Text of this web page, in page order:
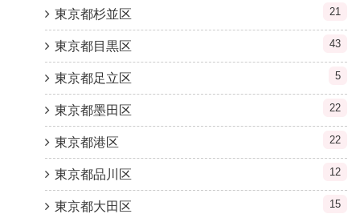
東京都杉並区 21
東京都目黒区 43
東京都足立区 5
東京都墨田区 22
東京都港区 22
東京都品川区 12
東京都大田区 15